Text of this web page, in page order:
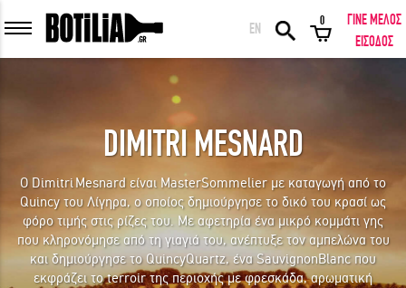
ΕΙΣΟΔΟΣ ΜΕΛΩΝ
ΕΙΣΟΔΟΣ Ξέχασα τον κωδικό μου!
ΕΙΣΟΔΟΣ ΜΕ FACEBOOK
EN
0
ΓΙΝΕ ΜΕΛΟΣ
ΕΙΣΟΔΟΣ
DIMITRI MESNARD
Ο Dimitri Mesnard είναι MasterSommelier με καταγωγή από το
Quincy του Λίγηρα, ο οποίος δημιούργησε το δικό του κρασί ως
φόρο τιμής στις ρίζες του. Με αφετηρία ένα μικρό κομμάτι γης
που κληρονόμησε από τη γιαγιά του, ανέπτυξε τον αμπελώνα του
και δημιούργησε το QuincyQuartz, ένα SauvignonBlanc που
εκφράζει το terroir της περιοχής με φρεσκάδα, αρωματική